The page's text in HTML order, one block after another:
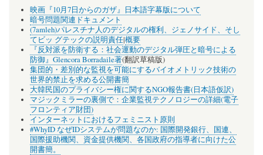
映画『10月7日からのガザ』日本語字幕版について
暗号問題関連ドキュメント
(7amleh)パレスチナ人のデジタルの権利、ジェノサイド、そし
てビッ グテックの説明責任|概要
『反対派を防衛する：社会運動のデジタル弾圧と暗号による
防御』Glencora Borradaile著(翻訳草稿版)
集団的・差別的な監視を可能にするバイオメトリック技術の
世界的禁止を求める公開書簡
大韓民国のプライバシー権に関するNGO報告書(日本語仮訳)
マジックミラーの裏側で：企業監視テクノロジーの詳細(電子
フロンティア財団)
インターネットにおけるフェミニスト原則
#WhyID なぜIDシステムが問題なのか: 国際開発銀行、国連、
国際援助機関、資金提供機関、各国政府の指導者に向けた公
開書簡。